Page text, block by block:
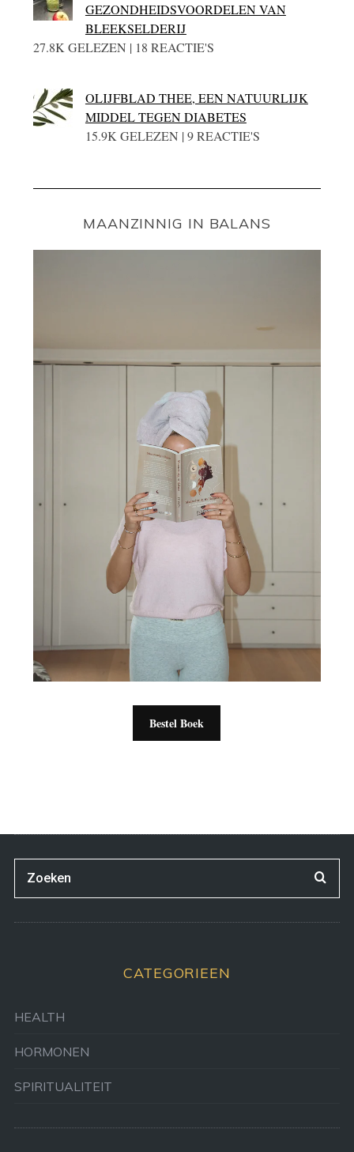
GEZONDHEIDSVOORDELEN VAN
BLEEKSELDERIJ
27.8K GELEZEN | 18 REACTIE'S
OLIJFBLAD THEE, EEN NATUURLIJK
MIDDEL TEGEN DIABETES
15.9K GELEZEN | 9 REACTIE'S
MAANZINNIG IN BALANS
Bestel Boek
CATEGORIEEN
HEALTH
HORMONEN
SPIRITUALITEIT